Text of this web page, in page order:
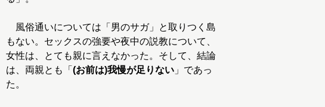
風俗通いについては「男のサガ」と取りつく島
もない。セックスの強要や夜中の説教について、
女性は、とても親に言えなかった。そして、結論
は、両親とも「 (お前は)我慢が足りない 」であっ
た。